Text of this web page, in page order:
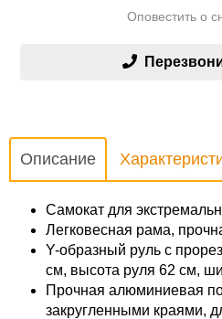
Оповестить о
Описание
Самокат для
Легковесная рама,
Y-образный руль с
см, высота руля 62 см,
Прочная алюминиевая
закругленными краями,